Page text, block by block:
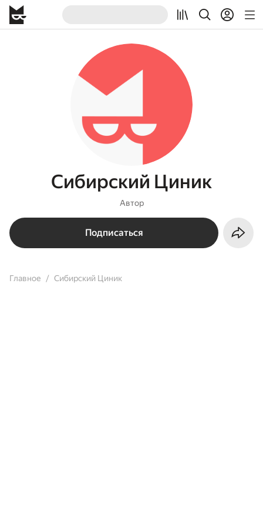
Сибирский Циник
Автор
Подписаться
Главное Сибирский Циник